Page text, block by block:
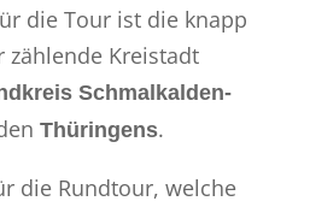
die Tour ist die knapp
zählende Kreistadt
Schmalkalden-
Thüringens.
die Rundtour, welche